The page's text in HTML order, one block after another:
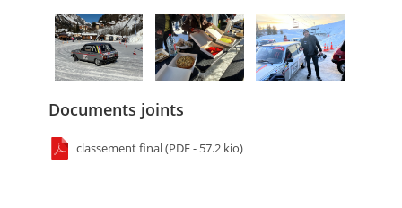
Documents joints
classement final (PDF - 57.2 kio)